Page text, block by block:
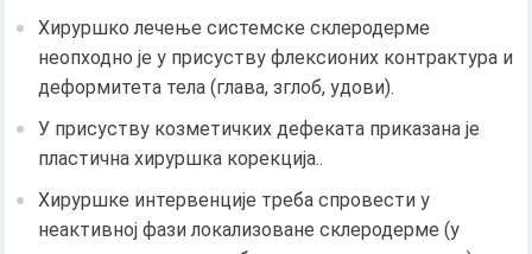
Хируршко лечење системске склеродерме
неопходно је у присуству флексионих контрактура и
деформитета тела (глава, зглоб, удови).
У присуству козметичких дефеката приказана је
пластична хируршка корекција..
Хируршке интервенције треба спровести у
неактивној фази локализоване склеродерме (у